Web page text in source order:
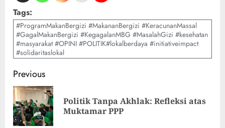
Tags:
#ProgramMakanBergizi #MakananBergizi #KeracunanMassal
#GagalMakanBergizi #KegagalanMBG #MasalahGizi #kesehatan
#masyarakat #OPINI #POLITIK#lokalberdaya #initiativeimpact
#solidaritaslokal
Previous
Politik Tanpa Akhlak: Refleksi atas
Muktamar PPP